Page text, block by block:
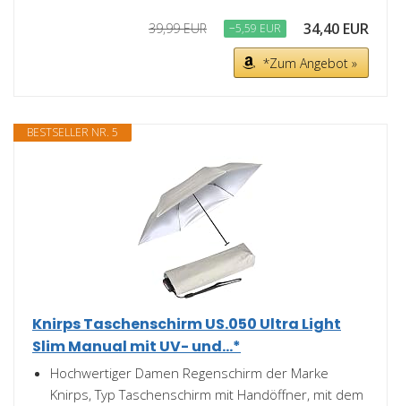
39,99 EUR −5,59 EUR 34,40 EUR
*Zum Angebot »
BESTSELLER NR. 5
Knirps Taschenschirm US.050 Ultra Light
Slim Manual mit UV- und...*
Hochwertiger Damen Regenschirm der Marke
Knirps, Typ Taschenschirm mit Handöffner, mit dem